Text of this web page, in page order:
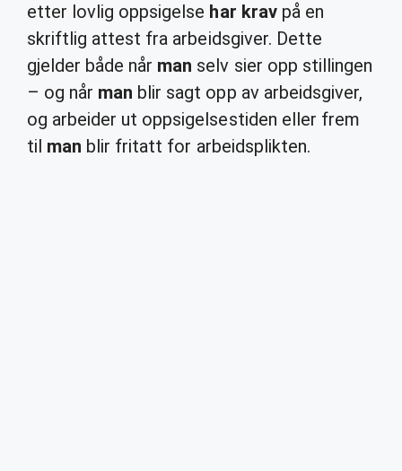
etter lovlig oppsigelse har kravpå en
skriftlig attest fra arbeidsgiver. Dette
gjelder både når man selv sier opp stillingen
– og når man blir sagt opp av arbeidsgiver,
og arbeider ut oppsigelsestiden eller frem
til man blir fritatt for arbeidsplikten.